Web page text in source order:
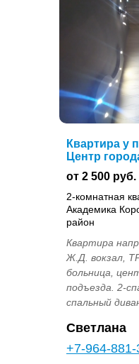
Квартира у
Центр
от 2 500 руб.
2-комнатная
Академика
район
Квартира
Ж.Д. вокзал,
больница,
подъезда. 2-
спальный
Светлана
+7-964-881-